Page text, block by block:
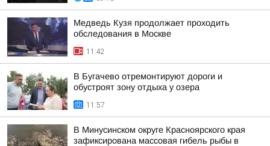
Медведь Кузя продолжает проходить
обследования в Москве
11:42
В Бугачево отремонтируют дороги и
обустроят зону отдыха у озера
11:57
В Минусинском округе Красноярского края
зафиксирована массовая гибель рыбы в